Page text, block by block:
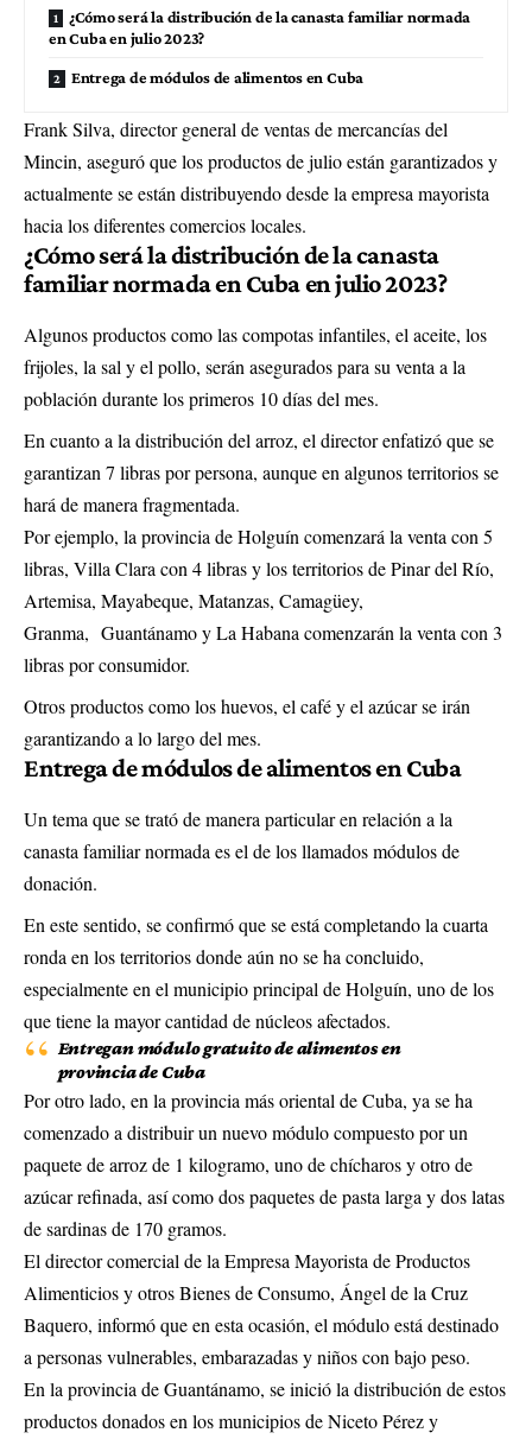
¿Cómo será la distribución de la canasta familiar normada
en Cuba en julio 2023?
Entrega de módulos de alimentos en Cuba
Frank Silva, director general de ventas de mercancías del
Mincin, aseguró que los productos de julio están garantizados y
actualmente se están distribuyendo desde la empresa mayorista
hacia los diferentes comercios locales.
¿Cómo será la distribución de la canasta
familiar normada en Cuba en julio 2023?
Algunos productos como las compotas infantiles, el aceite, los
frijoles, la sal y el pollo, serán asegurados para su venta a la
población durante los primeros 10 días del mes.
En cuanto a la distribución del arroz, el director enfatizó que se
garantizan 7 libras por persona, aunque en algunos territorios se
hará de manera fragmentada.
Por ejemplo, la provincia de Holguín comenzará la venta con 5
libras, Villa Clara con 4 libras y los territorios de Pinar del Río,
Artemisa, Mayabeque, Matanzas, Camagüey,
Granma, Guantánamo y La Habana comenzarán la venta con 3
libras por consumidor.
Otros productos como los huevos, el café y el azúcar se irán
garantizando a lo largo del mes.
Entrega de módulos de alimentos en Cuba
Un tema que se trató de manera particular en relación a la
canasta familiar normada es el de los llamados módulos de
donación.
En este sentido, se confirmó que se está completando la cuarta
ronda en los territorios donde aún no se ha concluido,
especialmente en el municipio principal de Holguín, uno de los
que tiene la mayor cantidad de núcleos afectados.
Entregan módulo gratuito de alimentos en
provincia de Cuba
Por otro lado, en la provincia más oriental de Cuba, ya se ha
comenzado a distribuir un nuevo módulo compuesto por un
paquete de arroz de 1 kilogramo, uno de chícharos y otro de
azúcar refinada, así como dos paquetes de pasta larga y dos latas
de sardinas de 170 gramos.
El director comercial de la Empresa Mayorista de Productos
Alimenticios y otros Bienes de Consumo, Ángel de la Cruz
Baquero, informó que en esta ocasión, el módulo está destinado
a personas vulnerables, embarazadas y niños con bajo peso.
En la provincia de Guantánamo, se inició la distribución de estos
productos donados en los municipios de Niceto Pérez y